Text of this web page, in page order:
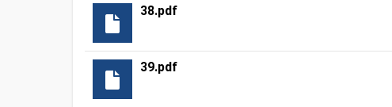
38.pdf
39.pdf